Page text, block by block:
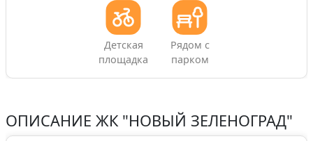
Детская
площадка
Рядом с
парком
ОПИСАНИЕ ЖК "НОВЫЙ ЗЕЛЕНОГРАД"